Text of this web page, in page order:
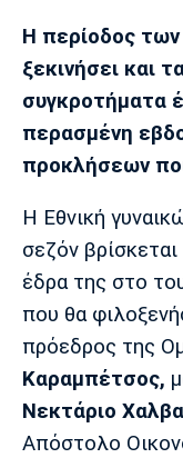
Πολιτισμός
Τραγούδια
Cine Spot
Running
Media
Παρασκήνιο
Πρόγραμμα TV
Μάντσεστερ
Γιουνάιτεντ
Η περίοδος
ξεκινήσει και
συγκροτήματα
περασμένη
προκλήσεων
Η Εθνική
σεζόν
έδρα της στο
που θα
πρόεδρος της
Καραμπέτσος,
Νεκτάριο
Απόστολο